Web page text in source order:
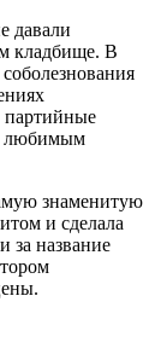
давали
кладбище. В
партийные
любимым
знаменитую
и сделала
за название